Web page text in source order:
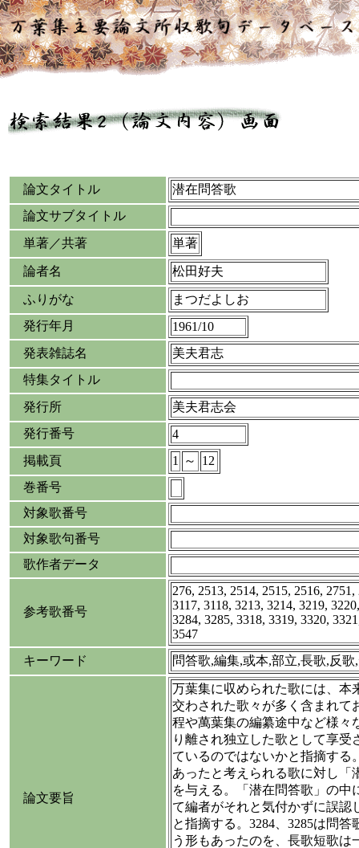
論文タイトル
潜在問答歌
論文サブタイトル
単著／共著
単著
論者名 松田好夫
ふりがな
まつだよしお
発行年月
1961/10
発表雑誌名
美夫君志
特集タイトル
発行所
美夫君志会
発行番号
4
掲載頁
1 ～
12
巻番号
対象歌番号
対象歌句番号
歌作者データ
参考歌番号
276, 2513, 2514, 2515, 2516,
3117, 3118, 3213, 3214, 3219,
3284, 3285, 3318, 3319, 3320,
3547
キーワード
問答歌,編集,或本,部立,長歌,反歌
論文要旨
万葉集に収められた歌には、本
交わされた歌々が多く含まれて
程や萬葉集の編纂途中など様々
り離され独立した歌として享受
ているのではないかと指摘する
あったと考えられる歌に対し「
を与える。「潜在問答歌」の中
て編者がそれと気付かずに誤認
と指摘する。3284、3285は問
う形もあったのを、長歌短歌は